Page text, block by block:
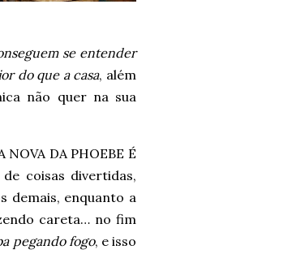
se entender
do que a casa, além
não quer na sua
DA PHOEBE É
coisas divertidas,
demais, enquanto a
careta… no fim
pegando fogo, e isso